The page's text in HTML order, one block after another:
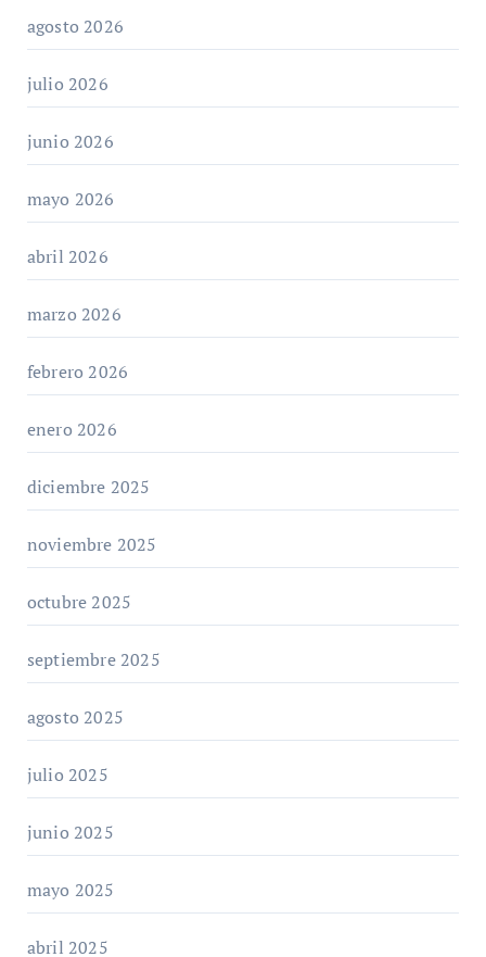
agosto 2026
julio 2026
junio 2026
mayo 2026
abril 2026
marzo 2026
febrero 2026
enero 2026
diciembre 2025
noviembre 2025
octubre 2025
septiembre 2025
agosto 2025
julio 2025
junio 2025
mayo 2025
abril 2025